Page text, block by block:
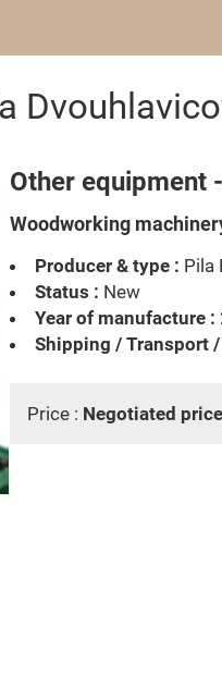
Other equipment
Woodworking
Producer & type : Pila
Status : New
Year of manufacture :
Shipping / Transport
Price : Negotiated price